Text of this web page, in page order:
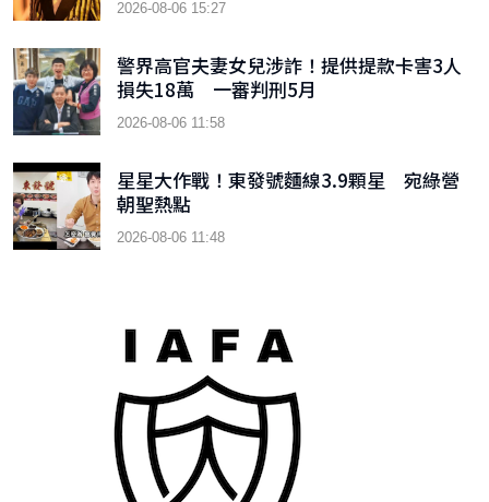
2026-08-06 15:27
警界高官夫妻女兒涉詐！提供提款卡害3人
損失18萬 一審判刑5月
2026-08-06 11:58
星星大作戰！東發號麵線3.9顆星 宛綠營
朝聖熱點
2026-08-06 11:48